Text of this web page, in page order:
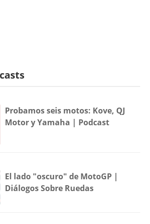
Probamos seis motos: Kove, QJ
Motor y Yamaha | Podcast
El lado "oscuro" de MotoGP |
Diálogos Sobre Ruedas